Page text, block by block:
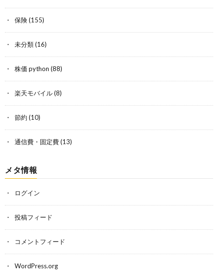
保険(155)
未分類(16)
株価 python (88)
楽天モバイル(8)
節約 (10)
通信費・固定費(13)
メタ情報
ログイン
投稿フィード
コメントフィード
WordPress.org